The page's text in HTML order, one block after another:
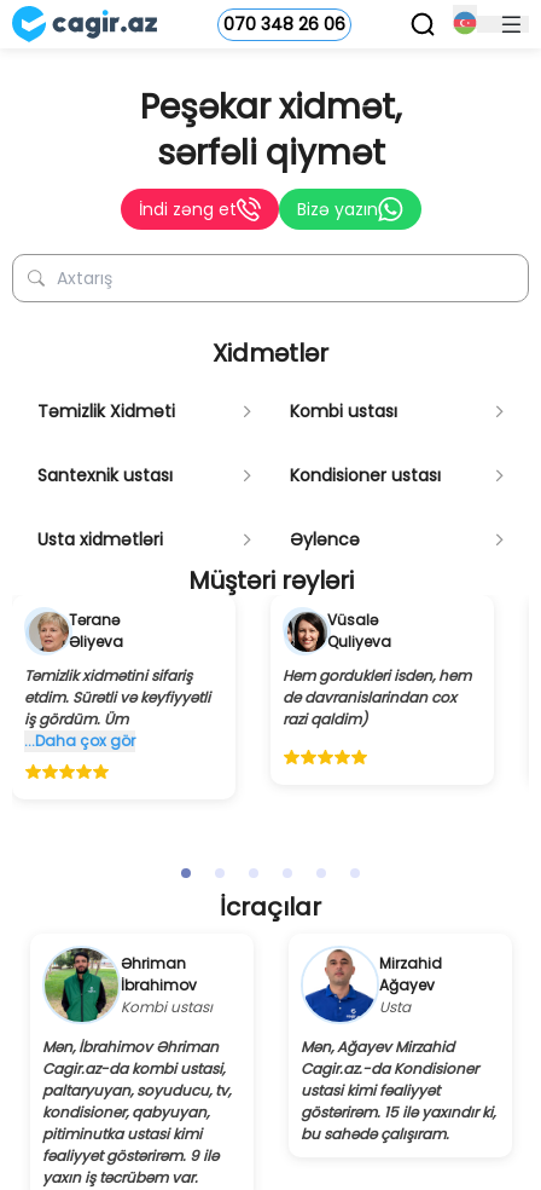
070 348 26 06
Peşəkar xidmət,
sərfəli qiymət
İndi zəng et Bizə yazın
Xidmətlər
Təmizlik Xidməti Kombi ustası
Santexnik ustası Kondisioner ustası
Usta xidmətləri Əyləncə
Müştəri rəyləri
Təranə
Əliyeva
Təmizlik xidmətini sifariş
etdim. Sürətli və keyfiyyətli
iş gördüm. Üm
...Daha çox gör
Vüsalə
Quliyeva
Hem gordukleri isden, hem
de davranislarindan cox
razi qaldim)
İcraçılar
Əhriman
İbrahimov
Kombi ustası
Mən, İbrahimov Əhriman
Cagir.az-da kombi ustasi,
paltaryuyan, soyuducu, tv,
kondisioner, qabyuyan,
pitiminutka ustasi kimi
fəaliyyet göstərirəm. 9 ilə
yaxın iş təcrübəm var.
Mirzahid
Ağayev
Usta
Mən, Ağayev Mirzahid
Cagir.az.-da Kondisioner
ustasi kimi fəaliyyət
göstərirəm. 15 ilə yaxındır ki,
bu sahədə çalışıram.